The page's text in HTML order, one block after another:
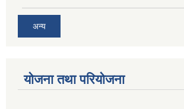
अन्य
योजना तथा परियोजना